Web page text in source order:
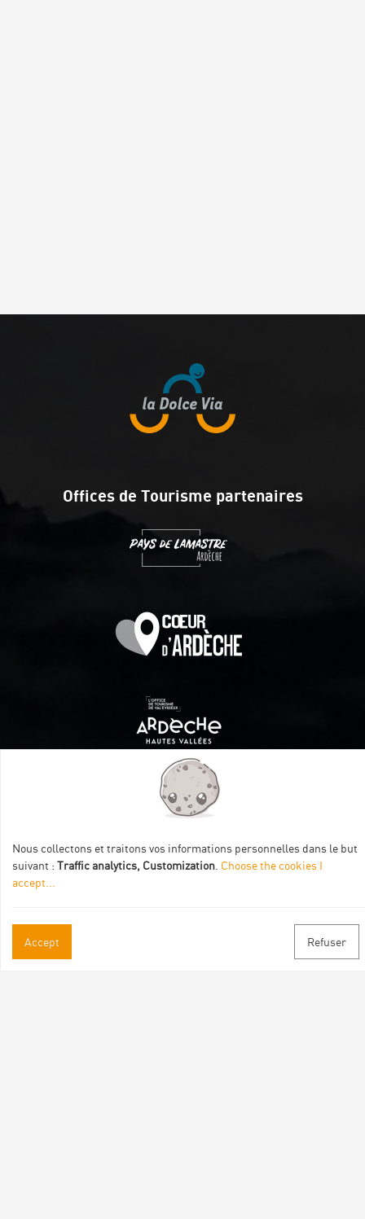
Offices de Tourisme partenaires
Itinéraire aménagé par les Communautés de communes
Val Eyrieux, du Pays de Lamastre et la CAPCA avec le soutien
Nous collectons et traitons vos informations personnelles dans le but
suivant : Traffic analytics, Customization Choose the cookies I
accept
Accept Refuser